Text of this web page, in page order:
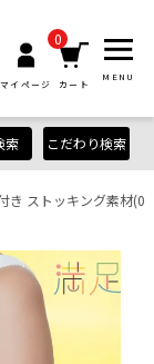
マイページ
0
カート
MENU
索 こだわり検索
き ストッキング素材(0